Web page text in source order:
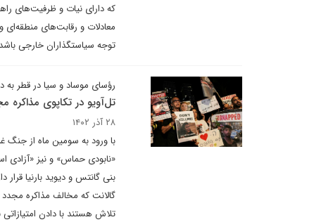
که دارای نیات و ظرفیت‌های
معادلات و رقابت‌های منطقه‌ای
توجه سیاستگذاران خارجی
رؤسای موساد و سیا در قطر به
تل‌آویو در تکاپوی مذاکره
۲۸ آذر ۱۴۰۲
با ورود به سومین ماه از جنگ
«نابودی حماس» و نیز «آزادی
بنی گانتس و دیوید بارنیا قرار
گالانت که مخالف مذاکره
تلاش هستند با دادن